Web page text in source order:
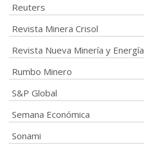
Reuters
Revista Minera Crisol
Revista Nueva Minería y Energía
Rumbo Minero
S&P Global
Semana Económica
Sonami